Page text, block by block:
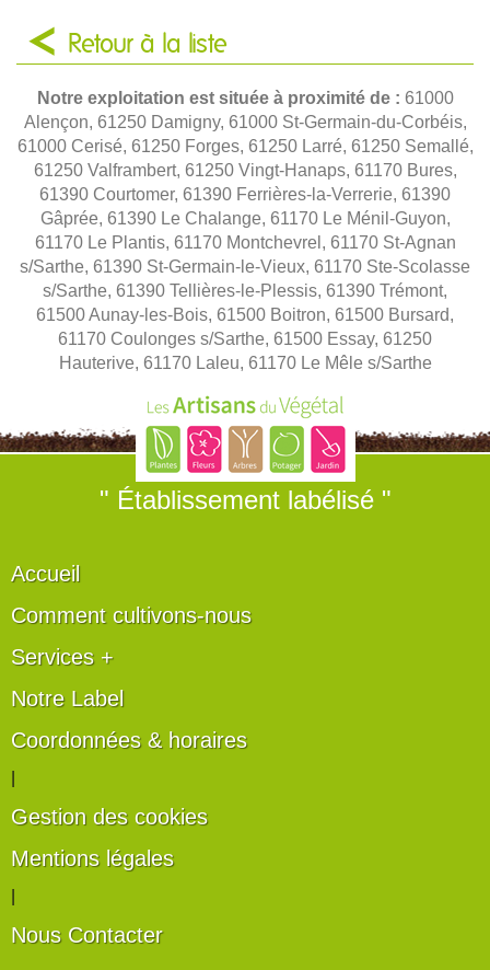
Retour à la liste
Notre exploitation est située à proximité de : 61000
Alençon, 61250 Damigny, 61000 St-Germain-du-Corbéis,
61000 Cerisé, 61250 Forges, 61250 Larré, 61250 Semallé,
61250 Valframbert, 61250 Vingt-Hanaps, 61170 Bures,
61390 Courtomer, 61390 Ferrières-la-Verrerie, 61390
Gâprée, 61390 Le Chalange, 61170 Le Ménil-Guyon,
61170 Le Plantis, 61170 Montchevrel, 61170 St-Agnan
s/Sarthe, 61390 St-Germain-le-Vieux, 61170 Ste-Scolasse
s/Sarthe, 61390 Tellières-le-Plessis, 61390 Trémont,
61500 Aunay-les-Bois, 61500 Boitron, 61500 Bursard,
61170 Coulonges s/Sarthe, 61500 Essay, 61250
Hauterive, 61170 Laleu, 61170 Le Mêle s/Sarthe
" Établissement labélisé "
Accueil
Comment cultivons-nous
Services +
Notre Label
Coordonnées & horaires
Gestion des cookies
Mentions légales
Nous Contacter